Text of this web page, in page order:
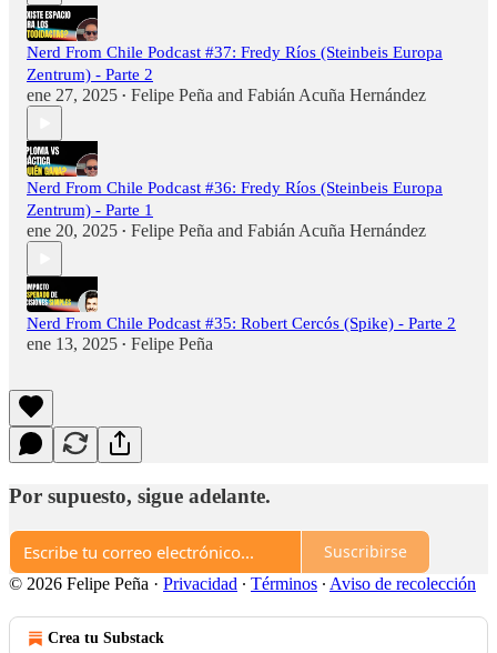
Nerd From Chile Podcast #37: Fredy Ríos (Steinbeis Europa
Zentrum) - Parte 2
ene 27, 2025 • Felipe Peña and Fabián Acuña Hernández
Nerd From Chile Podcast #36: Fredy Ríos (Steinbeis Europa
Zentrum) - Parte 1
ene 20, 2025 • Felipe Peña and Fabián Acuña Hernández
Nerd From Chile Podcast #35: Robert Cercós (Spike) - Parte 2
ene 13, 2025 • Felipe Peña
Por supuesto, sigue adelante.
Suscribirse
© 2026 Felipe Peña · Privacidad ∙ Términos ∙ Aviso de recolección
Crea tu Substack